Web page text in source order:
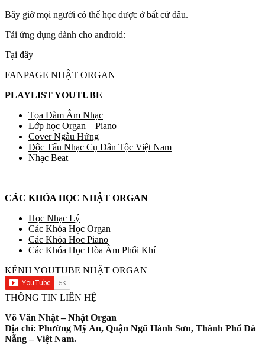
Bây giờ mọi người có thể học được ở bất cứ đâu.
Tải ứng dụng dành cho android:
Tại đây
FANPAGE NHẬT ORGAN
PLAYLIST YOUTUBE
Tọa Đàm Âm Nhạc
Lớp học Organ – Piano
Cover Ngẫu Hứng
Độc Tấu Nhạc Cụ Dân Tộc Việt Nam
Nhạc Beat
CÁC KHÓA HỌC NHẬT ORGAN
Học Nhạc Lý
Các Khóa Học Organ
Các Khóa Học Piano
Các Khóa Học Hòa Âm Phối Khí
KÊNH YOUTUBE NHẬT ORGAN
THÔNG TIN LIÊN HỆ
Võ Văn Nhật – Nhật Organ
Địa chỉ: Phường Mỹ An, Quận Ngũ Hành Sơn, Thành Phố Đà
Nẵng – Việt Nam.